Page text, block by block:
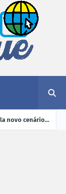
novo cenário